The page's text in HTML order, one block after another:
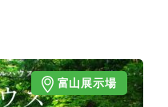
富山展示場